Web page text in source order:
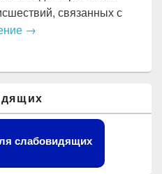
связанных с
Осторожно — ЛЕД!
→
слабовидящих